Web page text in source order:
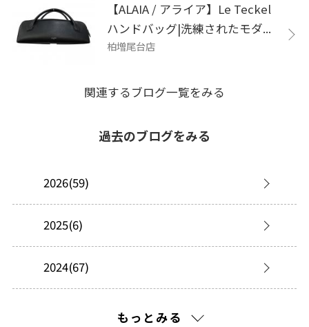
【ALAIA / アライア】Le Teckel
ハンドバッグ|洗練されたモダ...
柏増尾台店
関連するブログ一覧をみる
過去のブログをみる
2026(59)
2025(6)
2024(67)
もっとみる